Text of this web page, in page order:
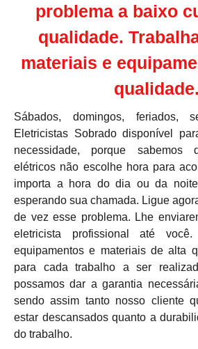
problema a baixo
qualidade.
materiais e
qualidade.
Sábados, domingos, feriados,
Eletricistas Sobrado disponível
necessidade, porque sabemos
elétricos não escolhe hora para
importa a hora do dia ou da
esperando sua chamada. Ligue
de vez esse problema. Lhe
eletricista profissional até você.
equipamentos e materiais de alta
para cada trabalho a ser
possamos dar a garantia
sendo assim tanto nosso cliente
estar descansados quanto a
do trabalho.